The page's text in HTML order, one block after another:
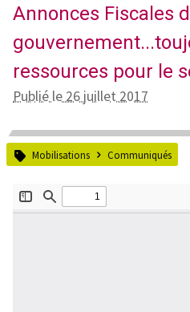
Annonces Fiscales
ressources pour le
Publié le 26 juillet 2017
Mobilisations Communiqués